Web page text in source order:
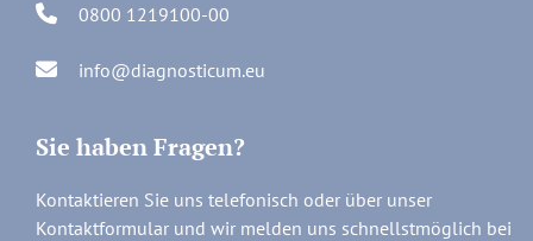
0800 1219100-00
info@diagnosticum.eu
Sie haben Fragen?
Kontaktieren Sie uns telefonisch oder über unser
Kontaktformular und wir melden uns schnellstmöglich bei